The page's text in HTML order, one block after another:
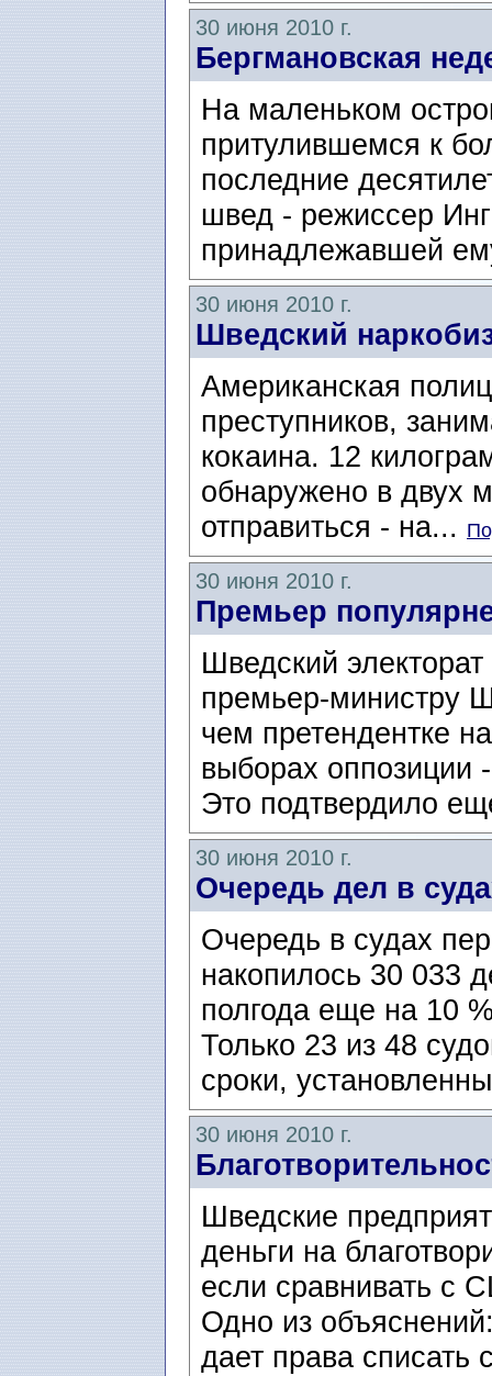
30 июня 2010 г.
Бергмановская
На маленьком
притулившемся к
последние
швед - режиссер
принадлежавшей
30 июня 2010 г.
Шведский
Американская
преступников,
кокаина. 12
обнаружено в двух
отправиться - на...
30 июня 2010 г.
Премьер
Шведский
премьер-министру
чем претендентке
выборах
Это подтвердило
30 июня 2010 г.
Очередь дел в
Очередь в судах
накопилось 30 033
полгода еще на 10
Только 23 из 48
сроки,
30 июня 2010 г.
Шведские
деньги на
если сравнивать с
Одно из
дает права